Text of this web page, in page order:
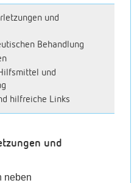
und
Behandlung
und
hilfreiche Links
und
neben